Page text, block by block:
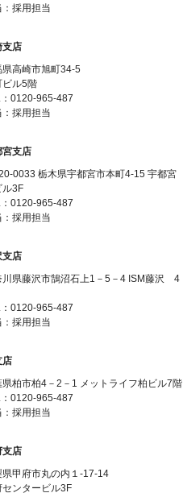
：採用担当
支店
県高崎市旭町34-5
ビル5階
0120-965-487
：採用担当
宮支店
0033 栃木県宇都宮市本町4-15 宇都宮
ル3F
0120-965-487
：採用担当
支店
川県藤沢市鵠沼石上1－5－4 ISM藤沢 4
0120-965-487
：採用担当
店
県柏市柏4－2－1 メットライフ柏ビル7階
0120-965-487
：採用担当
支店
県甲府市丸の内１-17-14
センタービル3F